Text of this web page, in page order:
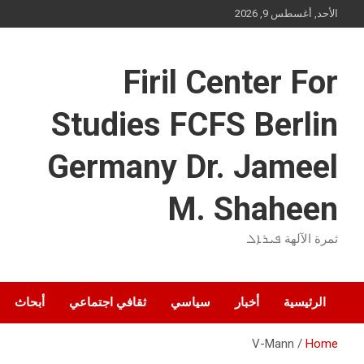
to
الأحد, أغسطس 9, 2026
Firil Center For
Studies FCFS Berlin
Germany Dr. Jameel
M. Shaheen
ثمرة الآلهة ܦܝܪܐܠ
الرئيسية أخبار سياسي ثقافي اجتماعي أبحاث
Home
V-Mann